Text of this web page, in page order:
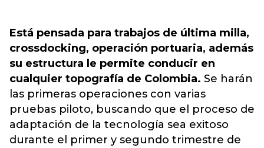
Está pensada para trabajos de última milla,
crossdocking, operación portuaria, además
su estructura le permite conducir en
cualquier topografía de Colombia. Se harán
las primeras operaciones con varias
pruebas piloto, buscando que el proceso de
adaptación de la tecnología sea exitoso
durante el primer y segundo trimestre de